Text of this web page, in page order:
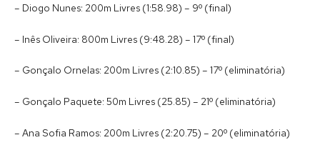
– Diogo Nunes: 200m Livres (1:58.98) – 9º (final)
– Inês Oliveira: 800m Livres (9:48.28) – 17º (final)
– Gonçalo Ornelas: 200m Livres (2:10.85) – 17º (eliminatória)
– Gonçalo Paquete: 50m Livres (25.85) – 21º (eliminatória)
– Ana Sofia Ramos: 200m Livres (2:20.75) – 20º (eliminatória)